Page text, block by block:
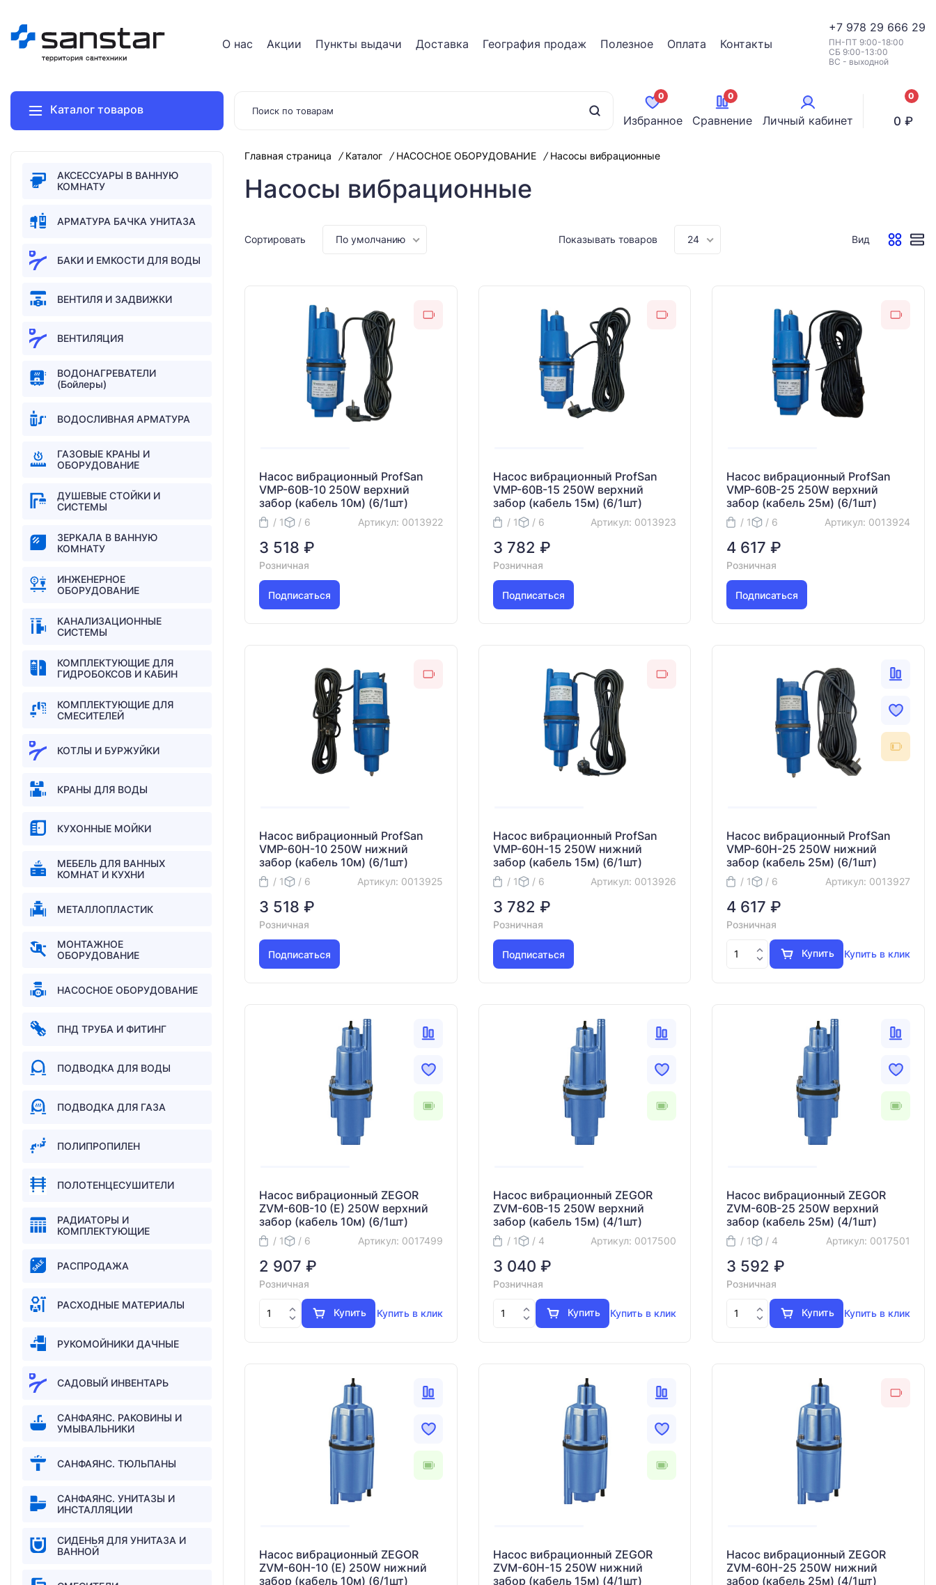
О нас Акции Пункты выдачи Доставка География продаж Полезное Оплата Контакты
+7 978 29 666 29
ПН-ПТ 9:00-18:00
СБ 9:00-13:00
ВС - выходной
Каталог товаров
0
Избранное
0
Сравнение Личный кабинет
0
0 ₽
АКСЕССУАРЫ В ВАННУЮ
КОМНАТУ
АРМАТУРА БАЧКА УНИТАЗА
БАКИ И ЕМКОСТИ ДЛЯ ВОДЫ
ВЕНТИЛЯ И ЗАДВИЖКИ
ВЕНТИЛЯЦИЯ
ВОДОНАГРЕВАТЕЛИ
(Бойлеры)
ВОДОСЛИВНАЯ АРМАТУРА
ГАЗОВЫЕ КРАНЫ И
ОБОРУДОВАНИЕ
ДУШЕВЫЕ СТОЙКИ И
СИСТЕМЫ
ЗEРКAЛA В ВАННУЮ
КОМНАТУ
ИНЖЕНЕРНОЕ
ОБОРУДОВАНИЕ
КАНАЛИЗАЦИОННЫЕ
СИСТЕМЫ
КОМПЛЕКТУЮЩИЕ ДЛЯ
ГИДРОБОКСОВ И КАБИН
КОМПЛЕКТУЮЩИЕ ДЛЯ
СМЕСИТЕЛЕЙ
КОТЛЫ И БУРЖУЙКИ
КРАНЫ ДЛЯ ВОДЫ
КУХОННЫЕ МОЙКИ
МЕБЕЛЬ ДЛЯ ВАННЫХ
КОМНАТ И КУХНИ
МЕТАЛЛОПЛАСТИК
МОНТАЖНОЕ
ОБОРУДОВАНИЕ
НАСОСНОЕ ОБОРУДОВАНИЕ
ПНД ТРУБА И ФИТИНГ
ПОДВОДКА ДЛЯ ВОДЫ
ПОДВОДКА ДЛЯ ГАЗА
ПОЛИПРОПИЛЕН
ПОЛОТЕНЦЕСУШИТЕЛИ
РАДИАТОРЫ И
КОМПЛЕКТУЮЩИЕ
РАСПРОДАЖА
РАСХОДНЫЕ МАТЕРИАЛЫ
РУКОМОЙНИКИ ДАЧНЫЕ
САДОВЫЙ ИНВЕНТАРЬ
САНФАЯНС. РАКОВИНЫ И
УМЫВАЛЬНИКИ
САНФАЯНС. ТЮЛЬПАНЫ
САНФАЯНС. УНИТАЗЫ И
ИНСТАЛЛЯЦИИ
СИДЕНЬЯ ДЛЯ УНИТАЗА И
ВАННОЙ
Главная страница Каталог НАСОСНОЕ ОБОРУДОВАНИЕ Насосы вибрационные
Насосы вибрационные
Сортировать По умолчанию Показывать товаров 24 Вид
Насос вибрационный ProfSan
VMP-60B-10 250W верхний
забор (кабель 10м) (6/1шт)
/ 1 / 6 Артикул: 0013922
3 518 ₽
Розничная
Подписаться
Насос вибрационный ProfSan
VMP-60B-15 250W верхний
забор (кабель 15м) (6/1шт)
/ 1 / 6 Артикул: 0013923
3 782 ₽
Розничная
Подписаться
Насос вибрационный ProfSan
VMP-60B-25 250W верхний
забор (кабель 25м) (6/1шт)
/ 1 / 6 Артикул: 0013924
4 617 ₽
Розничная
Подписаться
Насос вибрационный ProfSan
VMP-60H-10 250W нижний
забор (кабель 10м) (6/1шт)
/ 1 / 6 Артикул: 0013925
3 518 ₽
Розничная
Подписаться
Насос вибрационный ProfSan
VMP-60H-15 250W нижний
забор (кабель 15м) (6/1шт)
/ 1 / 6 Артикул: 0013926
3 782 ₽
Розничная
Подписаться
Насос вибрационный ProfSan
VMP-60H-25 250W нижний
забор (кабель 25м) (6/1шт)
/ 1 / 6 Артикул: 0013927
4 617 ₽
Розничная
Купить Купить в клик
Насос вибрационный ZEGOR
ZVM-60B-10 (E) 250W верхний
забор (кабель 10м) (6/1шт)
/ 1 / 6 Артикул: 0017499
2 907 ₽
Розничная
Купить Купить в клик
Насос вибрационный ZEGOR
ZVM-60B-15 250W верхний
забор (кабель 15м) (4/1шт)
/ 1 / 4 Артикул: 0017500
3 040 ₽
Розничная
Купить Купить в клик
Насос вибрационный ZEGOR
ZVM-60B-25 250W верхний
забор (кабель 25м) (4/1шт)
/ 1 / 4 Артикул: 0017501
3 592 ₽
Розничная
Купить Купить в клик
Насос вибрационный ZEGOR
ZVM-60H-10 (E) 250W нижний
забор (кабель 10м) (6/1шт)
Насос вибрационный ZEGOR
ZVM-60H-15 250W нижний
забор (кабель 15м) (4/1шт)
Насос вибрационный ZEGOR
ZVM-60H-25 250W нижний
забор (кабель 25м) (4/1шт)